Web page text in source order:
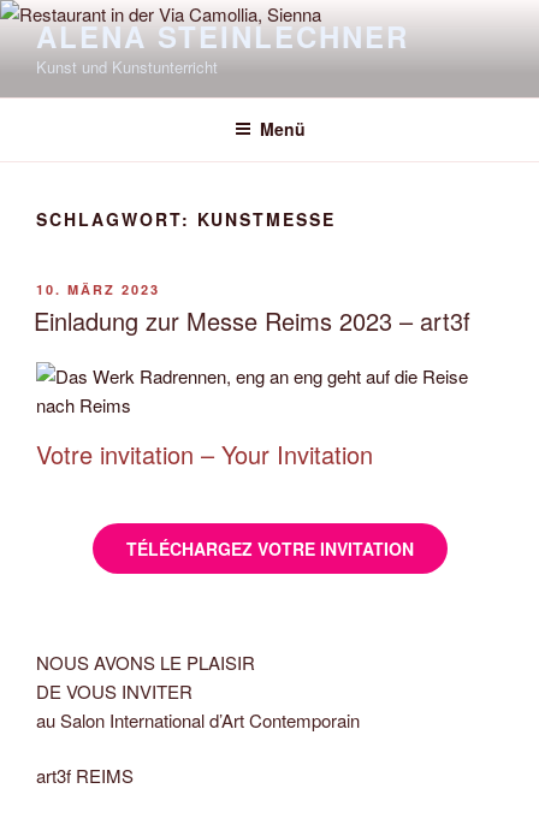
Zum
Inhalt
springen
ALENA STEINLECHNER
Kunst und Kunstunterricht
Menü
SCHLAGWORT: KUNSTMESSE
VERÖFFENTLICHT
AM
10. MÄRZ 2023
Einladung zur Messe Reims 2023 – art3f
Votre invitation – Your Invitation
TÉLÉCHARGEZ VOTRE INVITATION
NOUS AVONS LE PLAISIR
DE VOUS INVITER
au Salon International d’Art Contemporain
art3f REIMS